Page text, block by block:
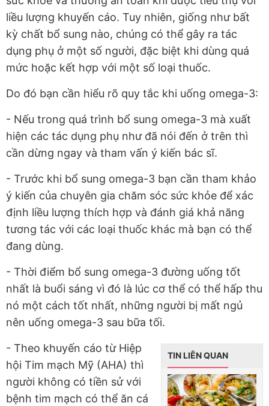
liều lượng khuyến cáo. Tuy nhiên, giống như bất
kỳ chất bổ sung nào, chúng có thể gây ra tác
dụng phụ ở một số người, đặc biệt khi dùng quá
mức hoặc kết hợp với một số loại thuốc.
Do đó bạn cần hiểu rõ quy tắc khi uống omega-3:
- Nếu trong quá trình bổ sung omega-3 mà xuất
hiện các tác dụng phụ như đã nói đến ở trên thì
cần dừng ngay và tham vấn ý kiến bác sĩ.
- Trước khi bổ sung omega-3 bạn cần tham khảo
ý kiến của chuyên gia chăm sóc sức khỏe để xác
định liều lượng thích hợp và đánh giá khả năng
tương tác với các loại thuốc khác mà bạn có thể
đang dùng.
- Thời điểm bổ sung omega-3 đường uống tốt
nhất là buổi sáng vì đó là lúc cơ thể có thể hấp thu
nó một cách tốt nhất, những người bị mất ngủ
nên uống omega-3 sau bữa tối.
TIN LIÊN QUAN
- Theo khuyến cáo từ Hiệp
hội Tim mạch Mỹ (AHA) thì
người không có tiền sử với
bệnh tim mạch có thể ăn cá